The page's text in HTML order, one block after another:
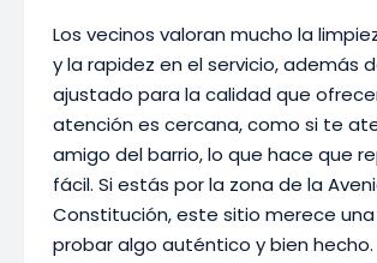
Los vecinos valoran mucho la
y la rapidez en el servicio, además
ajustado para la calidad que
atención es cercana, como si te
amigo del barrio, lo que hace que
fácil. Si estás por la zona de la
Constitución, este sitio merece
probar algo auténtico y bien hecho.